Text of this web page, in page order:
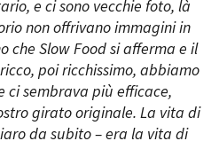
e ci sono vecchie foto, là
non offrivano immagini in
che Slow Food si afferma e il
poi ricchissimo, abbiamo
sembrava più efficace,
girato originale. La vita di
da subito – era la vita di